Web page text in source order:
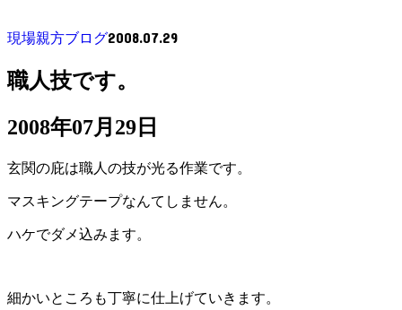
現場親方ブログ2008.07.29
職人技です。
2008年07月29日
玄関の庇は職人の技が光る作業です。
マスキングテープなんてしません。
ハケでダメ込みます。
細かいところも丁寧に仕上げていきます。